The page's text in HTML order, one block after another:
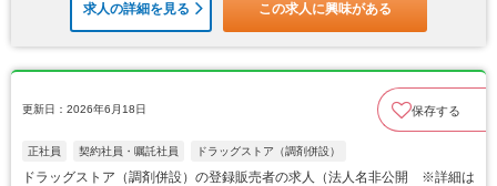
求人の詳細を見る この求人に興味がある
更新日：2026年6月18日 保存する
正社員 契約社員・嘱託社員 ドラッグストア（調剤併設）
ドラッグストア（調剤併設）の登録販売者の求人（法人名非公開 ※詳細は